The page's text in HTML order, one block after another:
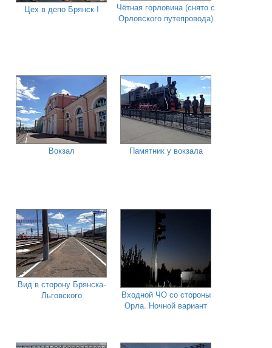
Цех в депо Брянск-I
Чётная горловина (снято с
Орловского путепровода)
Вокзал Памятник у вокзала
Вид в сторону Брянска-
Льговского
Входной ЧО со стороны
Орла. Ночной вариант